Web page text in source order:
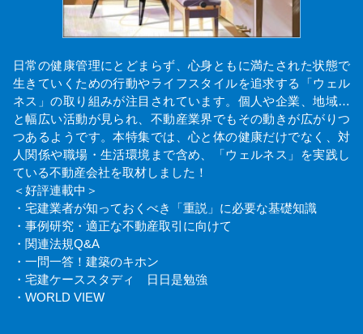
日常の健康管理にとどまらず、心身ともに満たされた状態で
生きていくための行動やライフスタイルを追求する「ウェル
ネス」の取り組みが注目されています。個人や企業、地域…
と幅広い活動が見られ、不動産業界でもその動きが広がりつ
つあるようです。本特集では、心と体の健康だけでなく、対
人関係や職場・生活環境まで含め、「ウェルネス」を実践し
ている不動産会社を取材しました！
＜好評連載中＞
・宅建業者が知っておくべき「重説」に必要な基礎知識
・事例研究・適正な不動産取引に向けて
・関連法規Q&A
・一問一答！建築のキホン
・宅建ケーススタディ 日日是勉強
・WORLD VIEW